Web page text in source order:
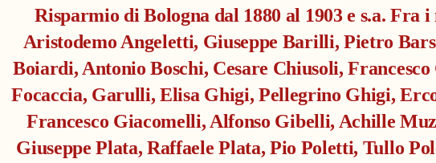
Risparmio di Bologna dal 1880 al 1903 e s.a. Fra
Aristodemo Angeletti, Giuseppe Barilli, Pietro
Boiardi, Antonio Boschi, Cesare Chiusoli,
Focaccia, Garulli, Elisa Ghigi, Pellegrino Ghigi,
Francesco Giacomelli, Alfonso Gibelli, Achille
Giuseppe Plata, Raffaele Plata, Pio Poletti, Tullo